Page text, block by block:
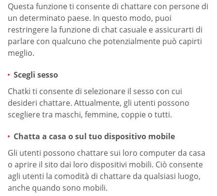
Questa funzione ti consente di chattare con persone di
un determinato paese. In questo modo, puoi
restringere la funzione di chat casuale e assicurarti di
parlare con qualcuno che potenzialmente può capirti
meglio.
Scegli sesso
Chatki ti consente di selezionare il sesso con cui
desideri chattare. Attualmente, gli utenti possono
scegliere tra maschi, femmine, coppie o tutti.
Chatta a casa o sul tuo dispositivo mobile
Gli utenti possono chattare sui loro computer da casa
o aprire il sito dai loro dispositivi mobili. Ciò consente
agli utenti la comodità di chattare da qualsiasi luogo,
anche quando sono mobili.